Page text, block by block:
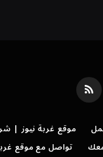
RSS
موقع غربة نيوز |
تواصل مع موقع